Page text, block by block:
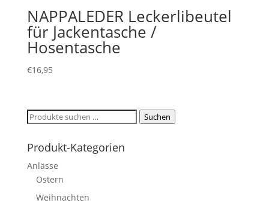
NAPPALEDER Leckerlibeutel
für Jackentasche /
Hosentasche
€16,95
Suchen
Suchen
Produkt-Kategorien
Anlässe
Ostern
Weihnachten